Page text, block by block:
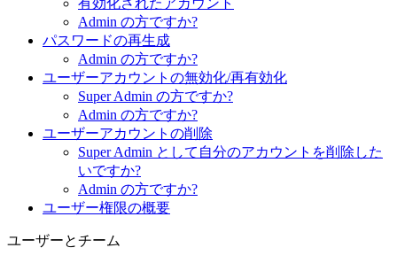
Admin の方ですか?
パスワードの再生成
Admin の方ですか?
ユーザーアカウントの無効化/再有効化
Super Admin の方ですか?
Admin の方ですか?
ユーザーアカウントの削除
Super Admin として自分のアカウントを削除した
いですか?
Admin の方ですか?
ユーザー権限の概要
ユーザーとチーム